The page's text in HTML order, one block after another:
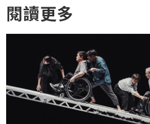
閱讀更多